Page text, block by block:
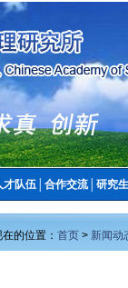
才队伍 合作交流│ 研究
的位置： 首页 > 新闻动